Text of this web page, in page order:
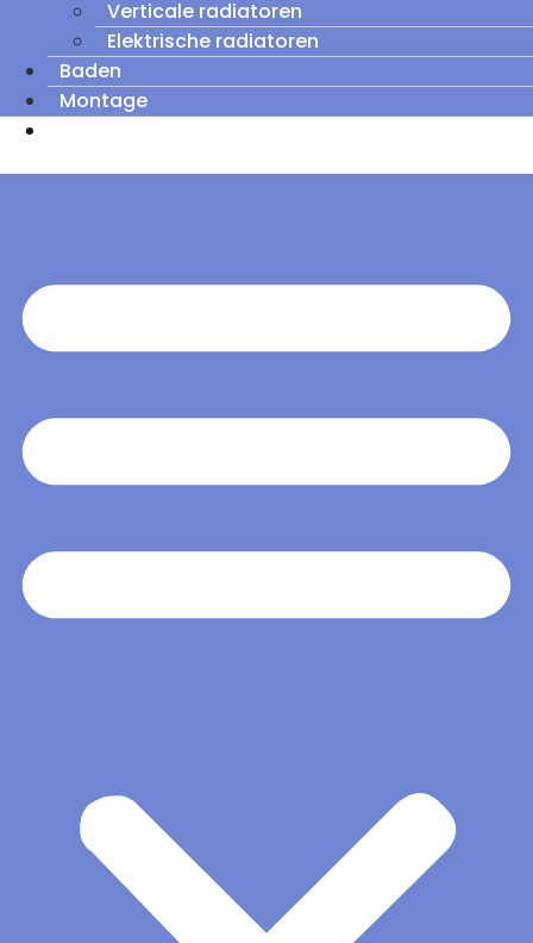
Verticale radiatoren
Elektrische radiatoren
Baden
Montage